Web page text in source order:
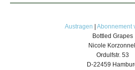
Austragen
Abonnement
Bottled Grapes
Nicole
Ordulfstr. 53
D-22459